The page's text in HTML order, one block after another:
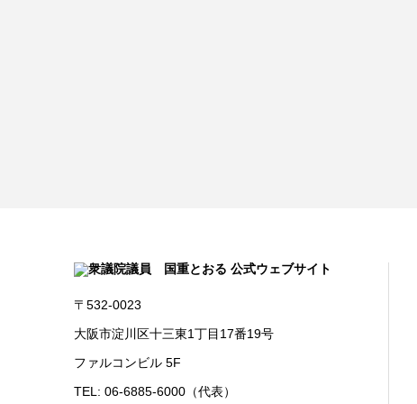
〒532-0023
大阪市淀川区十三東1丁目17番19号
ファルコンビル 5F
TEL: 06-6885-6000（代表）